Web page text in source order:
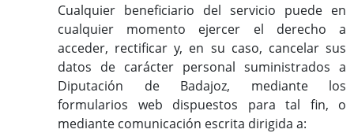
Cualquier beneficiario del servicio puede en
cualquier momento ejercer el derecho a
acceder, rectificar y, en su caso, cancelar sus
datos de carácter personal suministrados a
Diputación de Badajoz, mediante los
formularios web dispuestos para tal fin, o
mediante comunicación escrita dirigida a: